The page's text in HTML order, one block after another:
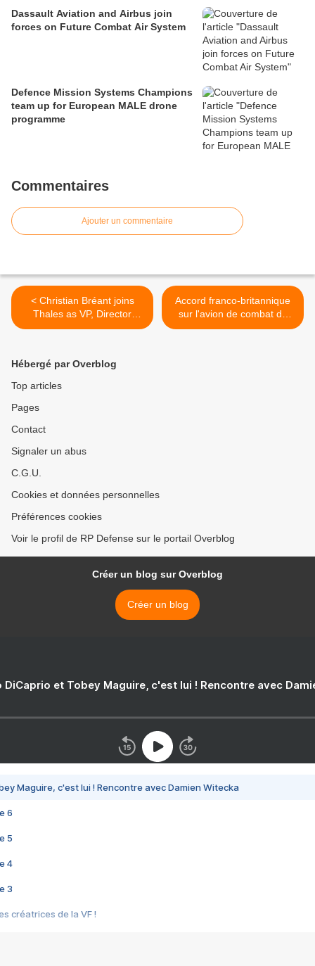
Dassault Aviation and Airbus join
forces on Future Combat Air System
Defence Mission Systems Champions
team up for European MALE drone
programme
Commentaires
Ajouter un commentaire
< Christian Bréant joins
Thales as VP, Director
Advanced Studies and
Accord franco-britannique
sur l'avion de combat du
futur >
Hébergé par Overblog
Top articles
Pages
Contact
Signaler un abus
C.G.U.
Cookies et données personnelles
Préférences cookies
Voir le profil de RP Defense sur le portail Overblog
Créer un blog sur Overblog
Créer un blog
DiCaprio et Tobey Maguire, c'est lui ! Rencontre avec
Maguire, c'est lui ! Rencontre avec Damien Witecka
6
5
4
3
créatrices de la VF !